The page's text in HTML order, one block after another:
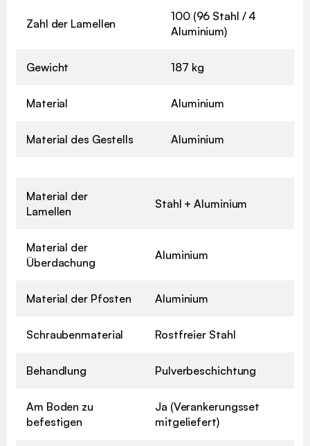
Zahl der Lamellen
100 (96 Stahl / 4
Aluminium)
Gewicht 187 kg
Material Aluminium
Material des Gestells Aluminium
Material der
Lamellen
Stahl + Aluminium
Material der
Überdachung
Aluminium
Material der Pfosten Aluminium
Schraubenmaterial Rostfreier Stahl
Behandlung Pulverbeschichtung
Am Boden zu
befestigen
Ja (Verankerungsset
mitgeliefert)